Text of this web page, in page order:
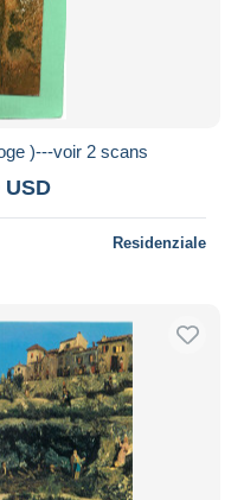
)---voir 2 scans
USD
Residenziale